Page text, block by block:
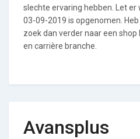
slechte ervaring hebben. Let er
03-09-2019 is opgenomen.
zoek dan verder naar een shop
en carrière branche.
Avansplus